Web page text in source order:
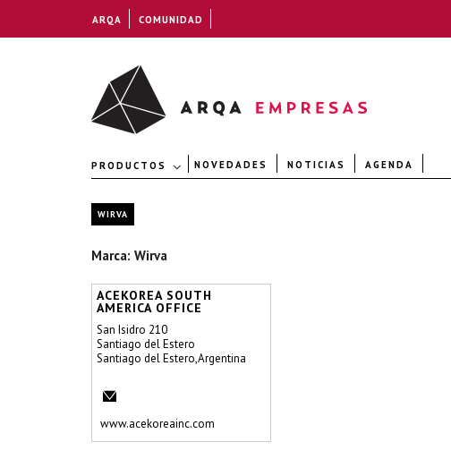
PRODUCTOS NOVEDADES NOTICIAS AGENDA
WIRVA
Marca: Wirva
ACEKOREA SOUTH
AMERICA OFFICE
San Isidro 210
Santiago del Estero
Santiago del Estero,Argentina
www.acekoreainc.com
ARQA COMUNIDAD